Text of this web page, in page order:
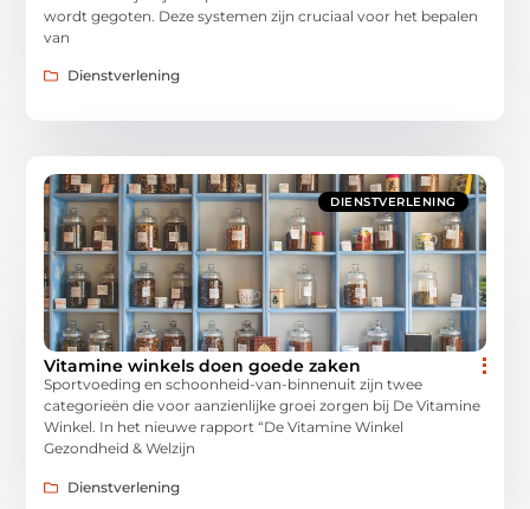
wordt gegoten. Deze systemen zijn cruciaal voor het bepalen
van
Dienstverlening
DIENSTVERLENING
Vitamine winkels doen goede zaken
Sportvoeding en schoonheid-van-binnenuit zijn twee
categorieën die voor aanzienlijke groei zorgen bij De Vitamine
Winkel. In het nieuwe rapport “De Vitamine Winkel
Gezondheid & Welzijn
Dienstverlening